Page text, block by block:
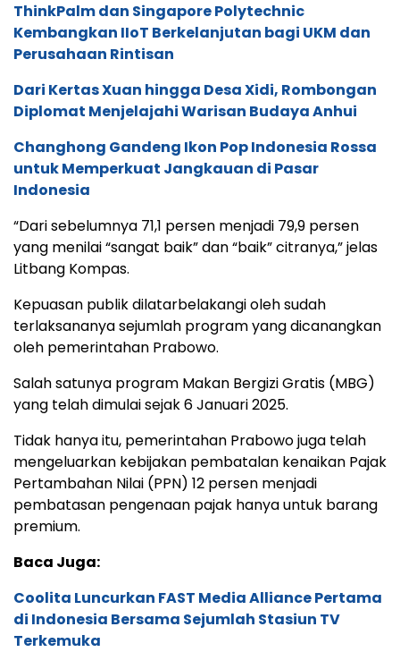
ThinkPalm dan Singapore Polytechnic
Kembangkan IIoT Berkelanjutan bagi UKM dan
Perusahaan Rintisan
Dari Kertas Xuan hingga Desa Xidi, Rombongan
Diplomat Menjelajahi Warisan Budaya Anhui
Changhong Gandeng Ikon Pop Indonesia Rossa
untuk Memperkuat Jangkauan di Pasar
Indonesia
“Dari sebelumnya 71,1 persen menjadi 79,9 persen
yang menilai “sangat baik” dan “baik” citranya,” jelas
Litbang Kompas.
Kepuasan publik dilatarbelakangi oleh sudah
terlaksananya sejumlah program yang dicanangkan
oleh pemerintahan Prabowo.
Salah satunya program Makan Bergizi Gratis (MBG)
yang telah dimulai sejak 6 Januari 2025.
Tidak hanya itu, pemerintahan Prabowo juga telah
mengeluarkan kebijakan pembatalan kenaikan Pajak
Pertambahan Nilai (PPN) 12 persen menjadi
pembatasan pengenaan pajak hanya untuk barang
premium.
Baca Juga:
Coolita Luncurkan FAST Media Alliance Pertama
di Indonesia Bersama Sejumlah Stasiun TV
Terkemuka